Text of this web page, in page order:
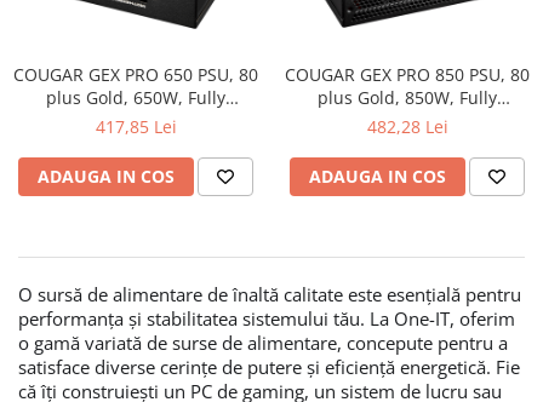
Smartphone IPhone
Casti
Mouse Pad
USB Hub
COUGAR GEX PRO 650 PSU, 80
plus Gold, 650W, Fully
Modular
417,85 Lei
ADAUGA IN COS
COUGAR GEX PRO 850 PSU, 80
plus Gold, 850W, Fully
Modular
482,28 Lei
ADAUGA IN COS
O sursă de alimentare de înaltă calitate este esențială pentru
performanța și stabilitatea sistemului tău. La One-IT, oferim
o gamă variată de surse de alimentare, concepute pentru a
satisface diverse cerințe de putere și eficiență energetică. Fie
că îți construiești un PC de gaming, un sistem de lucru sau